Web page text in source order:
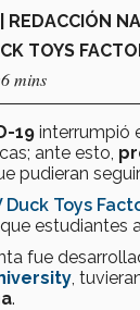
REDACCIÓN
TOYS
mins
19 interrumpió
ante esto,
pudieran
Duck Toys
estudiantes
fue
,
.